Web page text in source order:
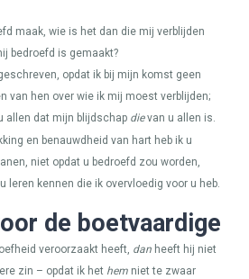
maak, wie is het dan die mij verblijden
bedroefd is gemaakt?
opdat ik bij mijn komst geen
van hen over wie ik mij moest verblijden;
allen dat mijn blijdschap dievan u allen is.
en benauwdheid van hart heb ik u
niet opdat u bedroefd zou worden,
leren kennen die ik overvloedig voor u heb.
de boetvaardige
veroorzaakt heeft, dan heeft hij niet
zin – opdat ik het hem niet te zwaar